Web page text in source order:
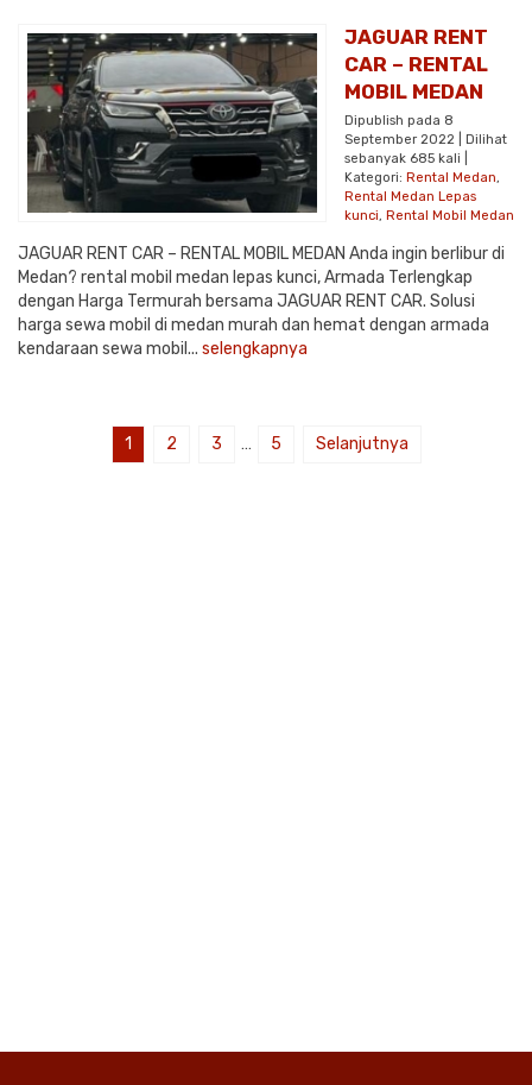
JAGUAR RENT
CAR – RENTAL
MOBIL MEDAN
Dipublish pada 8
September 2022 | Dilihat
sebanyak 685 kali |
Kategori: Rental Medan,
Rental Medan Lepas
kunci, Rental Mobil Medan
JAGUAR RENT CAR – RENTAL MOBIL MEDAN Anda ingin berlibur di
Medan? rental mobil medan lepas kunci, Armada Terlengkap
dengan Harga Termurah bersama JAGUAR RENT CAR. Solusi
harga sewa mobil di medan murah dan hemat dengan armada
kendaraan sewa mobil... selengkapnya
1 2 3 … 5 Selanjutnya